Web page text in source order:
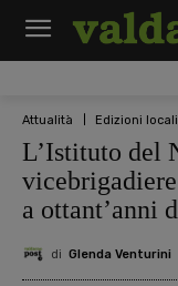
Attualità Edizioni locali
L’Istituto del
a ottant’anni
di Glenda Venturini